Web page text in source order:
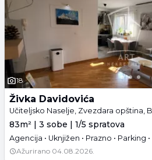
18
Živka Davidovića
83m² | 3 sobe | 1/5 spratova
Ažurirano 04.08.2026.